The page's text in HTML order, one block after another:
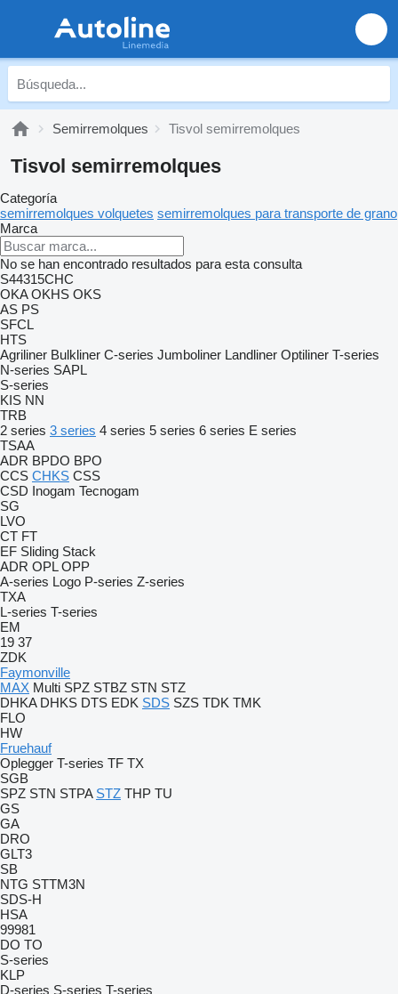
Semirremolques Tisvol semirremolques
Tisvol semirremolques
Categoría
semirremolques volquetes semirremolques para transporte de grano
Marca
No se han encontrado resultados para esta consulta
S44315CHC
OKA OKHS OKS
AS PS
SFCL
HTS
Agriliner Bulkliner C-series Jumboliner Landliner Optiliner T-series
N-series SAPL
S-series
KIS NN
TRB
2 series 3 series 4 series 5 series 6 series E series
TSAA
ADR BPDO BPO
CCS CHKS CSS
CSD Inogam Tecnogam
SG
LVO
CT FT
EF Sliding Stack
ADR OPL OPP
A-series Logo P-series Z-series
TXA
L-series T-series
EM
19 37
ZDK
Faymonville
MAX Multi SPZ STBZ STN STZ
DHKA DHKS DTS EDK SDS SZS TDK TMK
FLO
HW
Fruehauf
Oplegger T-series TF TX
SGB
SPZ STN STPA STZ THP TU
GS
GA
DRO
GLT3
SB
NTG STTM3N
SDS-H
HSA
99981
DO TO
S-series
KLP
D-series S-series T-series